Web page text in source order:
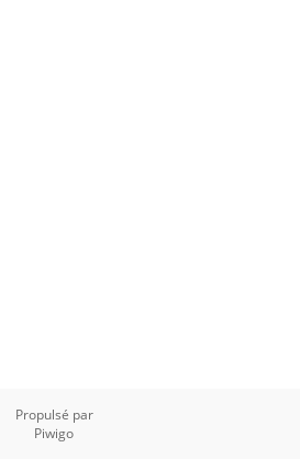
Propulsé par
Piwigo